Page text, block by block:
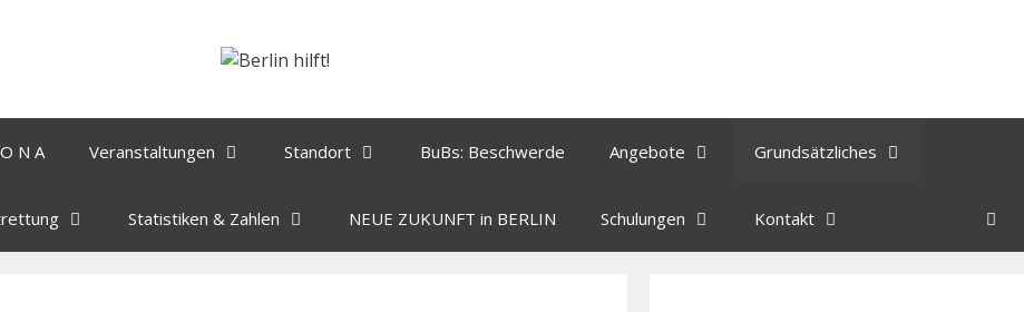
N A Veranstaltungen Standort BuBs: Beschwerde Angebote Grundsätzliches
Statistiken & Zahlen NEUE ZUKUNFT in BERLIN Schulungen Kontakt